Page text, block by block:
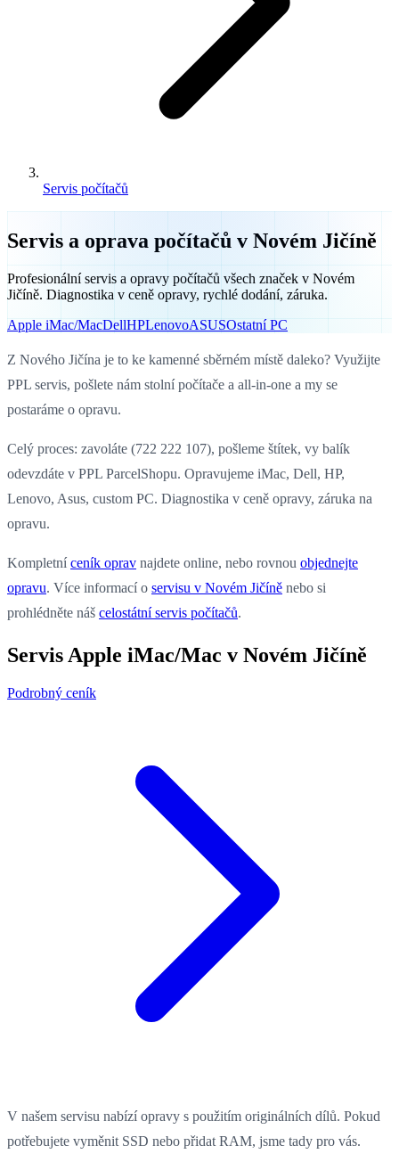
Servis počítačů
Servis a oprava počítačů v Novém Jičíně
Profesionální servis a opravy počítačů všech značek v Novém
Jičíně. Diagnostika v ceně opravy, rychlé dodání, záruka.
Apple iMac/MacDellHPLenovoASUSOstatní PC
Z Nového Jičína je to ke kamenné sběrném místě daleko? Využijte
PPL servis, pošlete nám stolní počítače a all-in-one a my se
postaráme o opravu.
Celý proces: zavoláte (722 222 107), pošleme štítek, vy balík
odevzdáte v PPL ParcelShopu. Opravujeme iMac, Dell, HP,
Lenovo, Asus, custom PC. Diagnostika v ceně opravy, záruka na
opravu.
Kompletníceník oprav najdete online, nebo rovnou objednejte
opravu. Více informací o servisu v Novém Jičíně nebo si
prohlédněte náš celostátní servis počítačů.
Servis Apple iMac/Mac v Novém Jičíně
Podrobný ceník
V našem servisu nabízí opravy s použitím originálních dílů. Pokud
potřebujete vyměnit SSD nebo přidat RAM, jsme tady pro vás.